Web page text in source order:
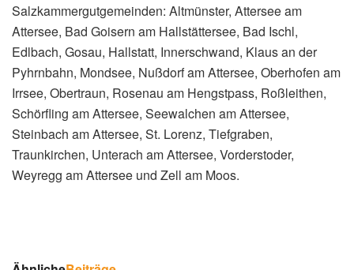
Salzkammergutgemeinden: Altmünster, Attersee am
Attersee, Bad Goisern am Hallstättersee, Bad Ischl,
Edlbach, Gosau, Hallstatt, Innerschwand, Klaus an der
Pyhrnbahn, Mondsee, Nußdorf am Attersee, Oberhofen am
Irrsee, Obertraun, Rosenau am Hengstpass, Roßleithen,
Schörfling am Attersee, Seewalchen am Attersee,
Steinbach am Attersee, St. Lorenz, Tiefgraben,
Traunkirchen, Unterach am Attersee, Vorderstoder,
Weyregg am Attersee und Zell am Moos.